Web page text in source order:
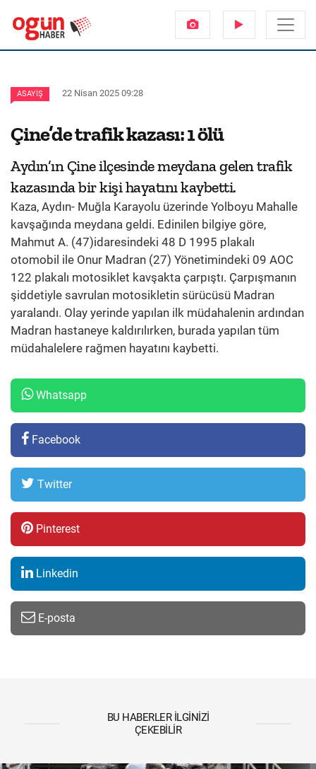
ASAYIŞ 22 Nisan 2025 09:28
Çine’de trafik kazası: 1 ölü
Aydın’ın Çine ilçesinde meydana gelen trafik
kazasında bir kişi hayatını kaybetti.
Kaza, Aydın- Muğla Karayolu üzerinde Yolboyu Mahalle
kavşağında meydana geldi. Edinilen bilgiye göre,
Mahmut A. (47)idaresindeki 48 D 1995 plakalı
otomobil ile Onur Madran (27) Yönetimindeki 09 AOC
122 plakalı motosiklet kavşakta çarpıştı. Çarpışmanın
şiddetiyle savrulan motosikletin sürücüsü Madran
yaralandı. Olay yerinde yapılan ilk müdahalenin ardından
Madran hastaneye kaldırılırken, burada yapılan tüm
müdahalelere rağmen hayatını kaybetti.
Whatsapp
Facebook
Twitter
Pinterest
Linkedin
E-posta
BU HABERLER İLGINIZI
ÇEKEBILIR